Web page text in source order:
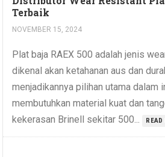
Terbaik
NOVEMBER 15, 2024
Plat baja RAEX 500 adalah jenis
dikenal akan ketahanan aus dan
menjadikannya pilihan utama dalam
membutuhkan material kuat dan
kekerasan Brinell sekitar 500...
READ